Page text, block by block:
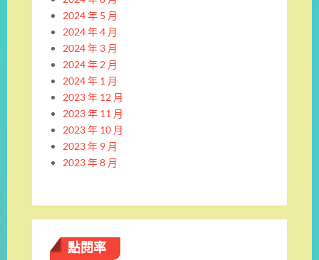
2024 年 5 月
2024 年 4 月
2024 年 3 月
2024 年 2 月
2024 年 1 月
2023 年 12 月
2023 年 11 月
2023 年 10 月
2023 年 9 月
2023 年 8 月
點閱率